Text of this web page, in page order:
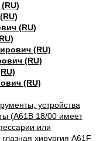
(RU)
(RU)
(RU)
(RU)
устройства
(A61B 18/00 имеет
или
хирургия A61F